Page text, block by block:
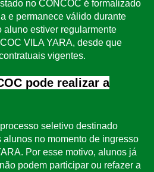
no CONCOC é formalizado
e permanece válido durante
aluno estiver regularmente
VILA YARA, desde que
vigentes.
pode realizar a
seletivo destinado
no momento de ingresso
Por esse motivo, alunos já
podem participar ou refazer a